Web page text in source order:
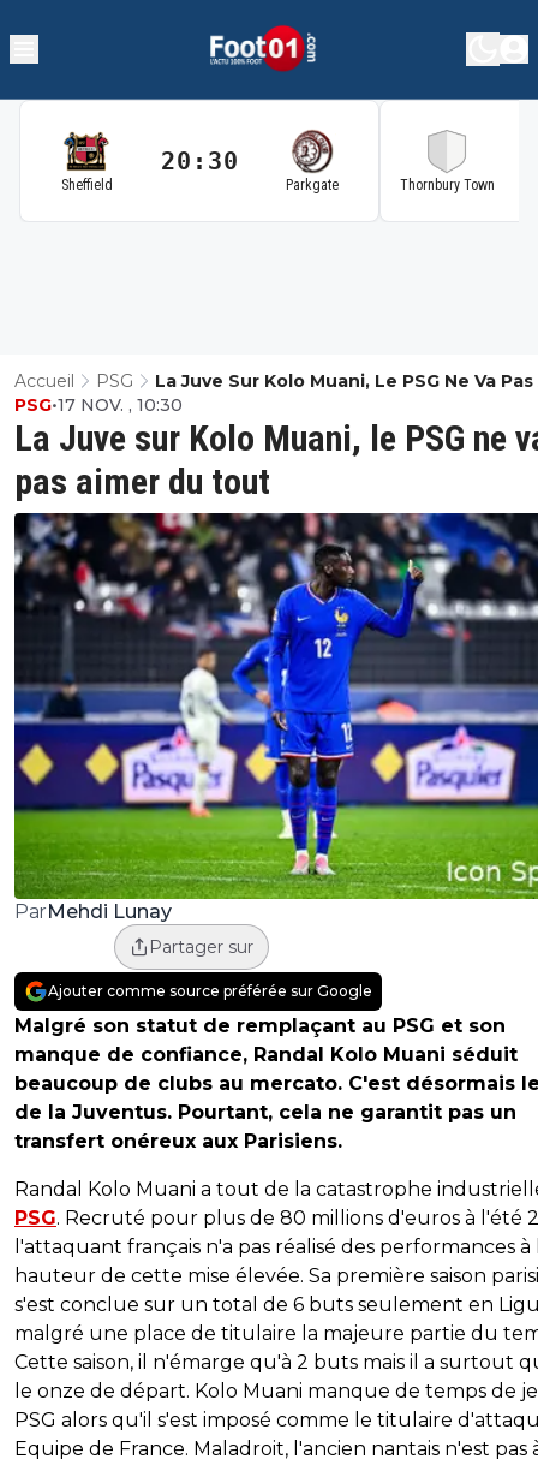
Sheffield
20:30
Parkgate Thornbury Town
Accueil PSG
La Juve Sur Kolo Muani, Le PSG Ne Va
Du Tout
La Juve sur Kolo Muani, le PSG ne
pas aimer du tout
PSG•17 NOV. , 10:30
ParMehdi Lunay
Partager sur
Ajouter comme source préférée sur Google
Malgré son statut de remplaçant au PSG et son
manque de confiance, Randal Kolo Muani séduit
beaucoup de clubs au mercato. C'est désormais
de la Juventus. Pourtant, cela ne garantit pas un
transfert onéreux aux Parisiens.
Randal Kolo Muani a tout de la catastrophe
PSG. Recruté pour plus de 80 millions d'euros à l'été
l'attaquant français n'a pas réalisé des performances à
hauteur de cette mise élevée. Sa première saison
s'est conclue sur un total de 6 buts seulement en
malgré une place de titulaire la majeure partie du
Cette saison, il n'émarge qu'à 2 buts mais il a surtout
le onze de départ. Kolo Muani manque de temps de
PSG alors qu'il s'est imposé comme le titulaire
Equipe de France. Maladroit, l'ancien nantais n'est pas